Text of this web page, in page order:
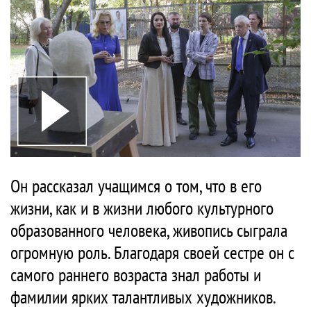
Он рассказал учащимся о том, что в его
жизни, как и в жизни любого культурного
образованного человека, живопись сыграла
огромную роль. Благодаря своей сестре он с
самого раннего возраста знал работы и
фамилии ярких талантливых художников.